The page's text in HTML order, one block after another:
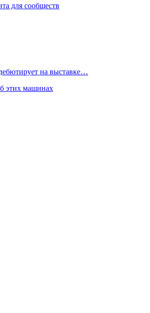
для сообществ
на выставке…
этих машинах